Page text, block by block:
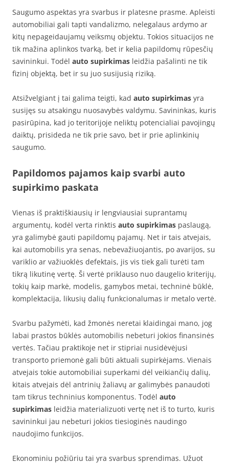
Saugumo aspektas yra svarbus ir platesne prasme. Apleisti
automobiliai gali tapti vandalizmo, nelegalaus ardymo ar
kitų nepageidaujamų veiksmų objektu. Tokios situacijos ne
tik mažina aplinkos tvarką, bet ir kelia papildomų rūpesčių
savininkui. Todėl auto supirkimas leidžia pašalinti ne tik
fizinį objektą, bet ir su juo susijusią riziką.
Atsižvelgiant į tai galima teigti, kad auto supirkimas yra
susijęs su atsakingu nuosavybės valdymu. Savininkas, kuris
pasirūpina, kad jo teritorijoje neliktų potencialiai pavojingų
daiktų, prisideda ne tik prie savo, bet ir prie aplinkinių
saugumo.
Papildomos pajamos kaip svarbi auto
supirkimo paskata
Vienas iš praktiškiausių ir lengviausiai suprantamų
argumentų, kodėl verta rinktis auto supirkimas paslaugą,
yra galimybė gauti papildomų pajamų. Net ir tais atvejais,
kai automobilis yra senas, nebevažiuojantis, po avarijos, su
variklio ar važiuoklės defektais, jis vis tiek gali turėti tam
tikrą likutinę vertę. Ši vertė priklauso nuo daugelio kriterijų,
tokių kaip markė, modelis, gamybos metai, techninė būklė,
komplektacija, likusių dalių funkcionalumas ir metalo vertė.
Svarbu pažymėti, kad žmonės neretai klaidingai mano, jog
labai prastos būklės automobilis nebeturi jokios finansinės
vertės. Tačiau praktikoje net ir stipriai nusidėvėjusi
transporto priemonė gali būti aktuali supirkėjams. Vienais
atvejais tokie automobiliai superkami dėl veikiančių dalių,
kitais atvejais dėl antrinių žaliavų ar galimybės panaudoti
tam tikrus techninius komponentus. Todėl auto
supirkimas leidžia materializuoti vertę net iš to turto, kuris
savininkui jau nebeturi jokios tiesioginės naudingo
naudojimo funkcijos.
Ekonominiu požiūriu tai yra svarbus sprendimas. Užuot